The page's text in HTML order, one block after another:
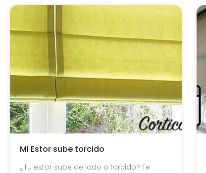
Mi Estor sube torcido
¿Tu estor sube de lado o torcido? Te